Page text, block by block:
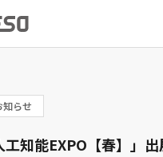
知らせ
知能EXPO【春】」出